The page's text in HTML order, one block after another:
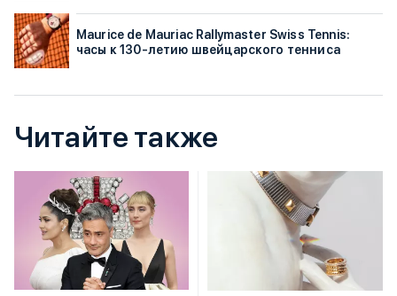
Maurice de Mauriac Rallymaster Swiss Tennis:
часы к 130-летию швейцарского тенниса
Читайте также